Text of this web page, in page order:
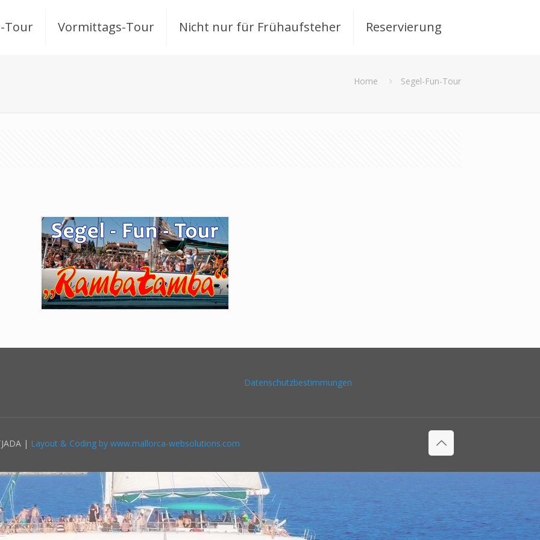
Tour Vormittags-Tour Nicht nur für Frühaufsteher Reservierung
Home Segel-Fun-Tour
Datenschutzbestimmungen
| Layout & Coding by www.mallorca-websolutions.com